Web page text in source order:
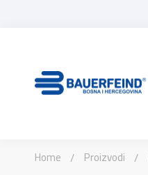
Home Proizvodi